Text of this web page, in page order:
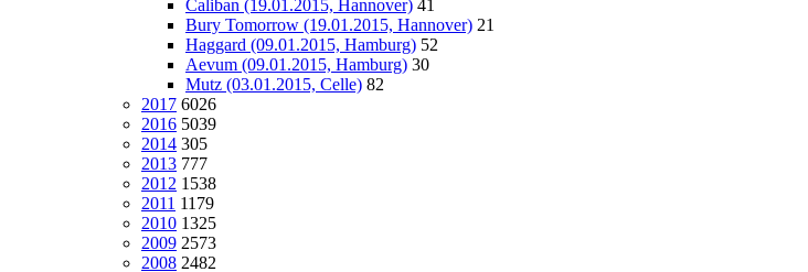
Caliban (19.01.2015, Hannover) 41
Bury Tomorrow (19.01.2015, Hannover) 21
Haggard (09.01.2015, Hamburg) 52
Aevum (09.01.2015, Hamburg) 30
Mutz (03.01.2015, Celle) 82
2017 6026
2016 5039
2014 305
2013 777
2012 1538
2011 1179
2010 1325
2009 2573
2008 2482